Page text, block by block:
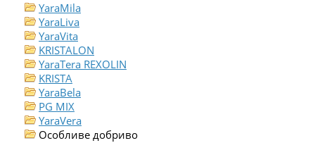
YaraMila
YaraLiva
YaraVita
KRISTALON
YaraTera REXOLIN
KRISTA
YaraBela
PG MIX
YaraVera
Особливе добриво